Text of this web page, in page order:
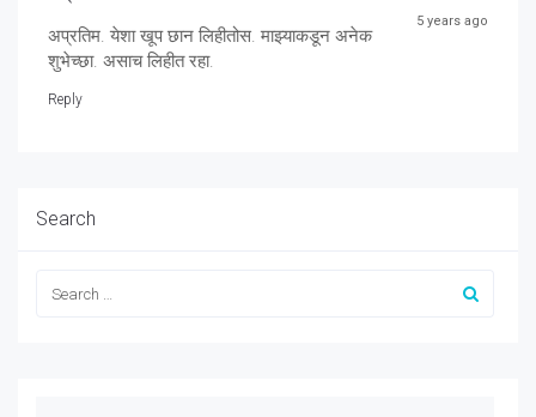
5 years ago
अप्रतिम. येशा खूप छान लिहीतोस. माझ्याकडून अनेक
शुभेच्छा. असाच लिहीत रहा.
Reply
Search